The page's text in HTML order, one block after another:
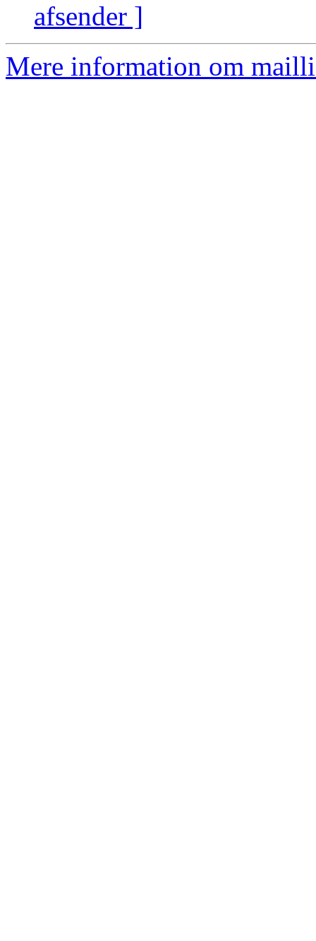
afsender ]
Mere information om